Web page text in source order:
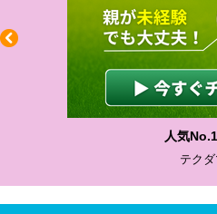
わかりやすい質
サカイクサ